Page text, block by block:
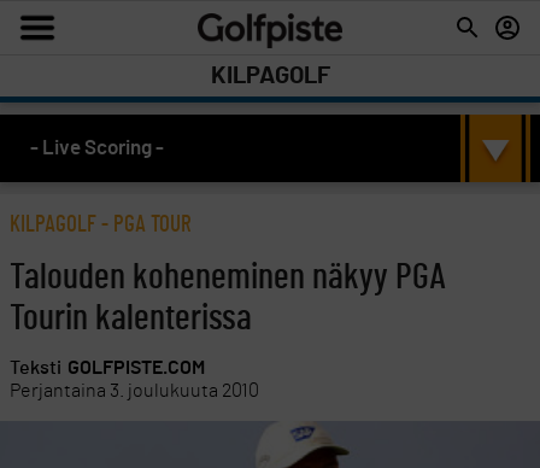
KILPAGOLF
- Live Scoring -
KILPAGOLF - PGA TOUR
Talouden koheneminen näkyy PGA
Tourin kalenterissa
Teksti GOLFPISTE.COM
Perjantaina 3. joulukuuta 2010